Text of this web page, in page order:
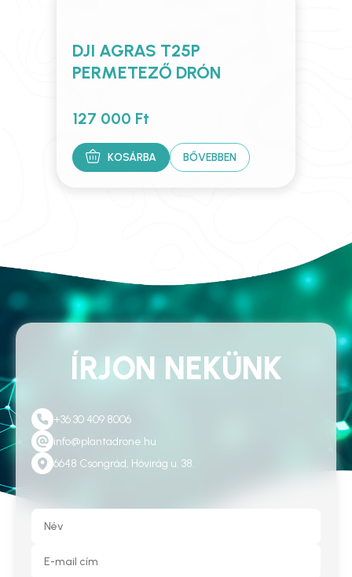
DJI AGRAS T25P
PERMETEZŐ DRÓN
127 000 Ft
KOSÁRBA BŐVEBBEN
ÍRJON NEKÜNK
+36 30 409 8006
info@plantadrone.hu
6648 Csongrád, Hóvirág u. 38.